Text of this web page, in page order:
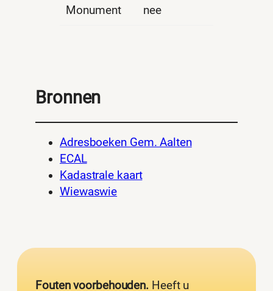
Monument nee
Bronnen
Adresboeken Gem. Aalten
ECAL
Kadastrale kaart
Wiewaswie
Fouten voorbehouden. Heeft u